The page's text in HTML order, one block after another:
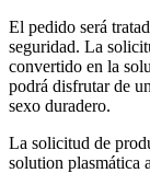
El pedido será
seguridad. La
convertido en la
podrá disfrutar de
sexo duradero.
La solicitud de
solution plasmática